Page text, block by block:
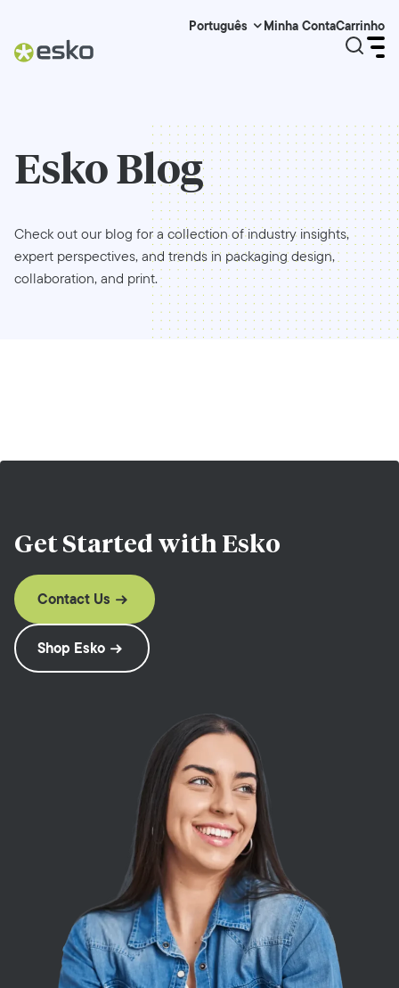
Português Minha ContaCarrinho
Esko Blog
Check out our blog for a collection of industry insights,
expert perspectives, and trends in packaging design,
collaboration, and print.
Get Started with Esko
Contact Us
Shop Esko